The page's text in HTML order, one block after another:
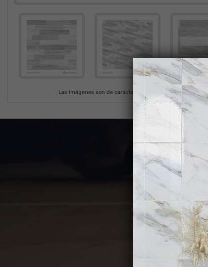
Las imágenes son de carácter ilustrativo. En cada